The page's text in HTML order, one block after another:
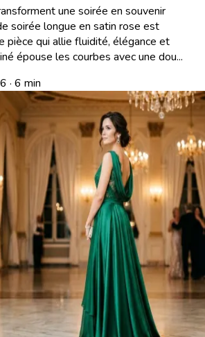
une soirée en souvenir
soirée longue en satin rose est
pièce qui allie fluidité, élégance et
épouse les courbes avec une dou...
· 6 min